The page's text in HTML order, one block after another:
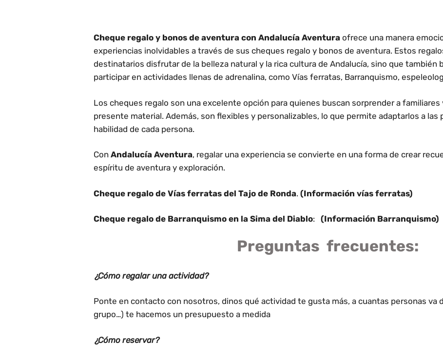
Cheque regalo y bonos de aventura con Andalucía Aventura ofrece una manera
experiencias inolvidables a través de sus cheques regalo y bonos de aventura. Estos
destinatarios disfrutar de la belleza natural y la rica cultura de Andalucía, sino que también
participar en actividades llenas de adrenalina, como Vías ferratas, Barranquismo,
Los cheques regalo son una excelente opción para quienes buscan sorprender a familiares
presente material. Además, son flexibles y personalizables, lo que permite adaptarlos a las
habilidad de cada persona.
Con Andalucía Aventura, regalar una experiencia se convierte en una forma de crear
espíritu de aventura y exploración.
Cheque regalo de Vías ferratas del Tajo de Ronda. (Información vías ferratas)
Cheque regalo de Barranquismo en la Sima del Diablo: (Información Barranquismo)
Preguntas frecuentes:
¿Cómo regalar una actividad?
Ponte en contacto con nosotros, dinos qué actividad te gusta más, a cuantas personas va
grupo…) te hacemos un presupuesto a medida
¿Cómo reservar?